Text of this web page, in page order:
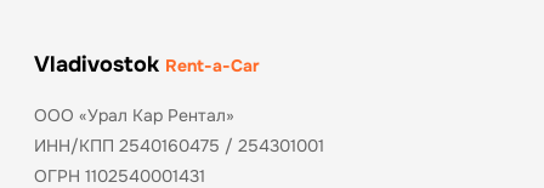
Vladivostok Rent-a-Car
ООО «Урал Кар Рентал»
ИНН/КПП 2540160475 / 254301001
ОГРН 1102540001431